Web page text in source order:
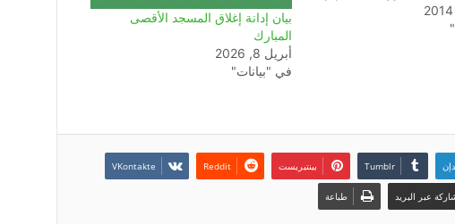
ومتطرفيه في حق
أقدم الكيان الصهيوني
بيان إدانة إغلاق المسجد الأقصى
المبارك
أبريل 8, 2026
في "بيانات"
بينتيريست
عبر البريد طباعة